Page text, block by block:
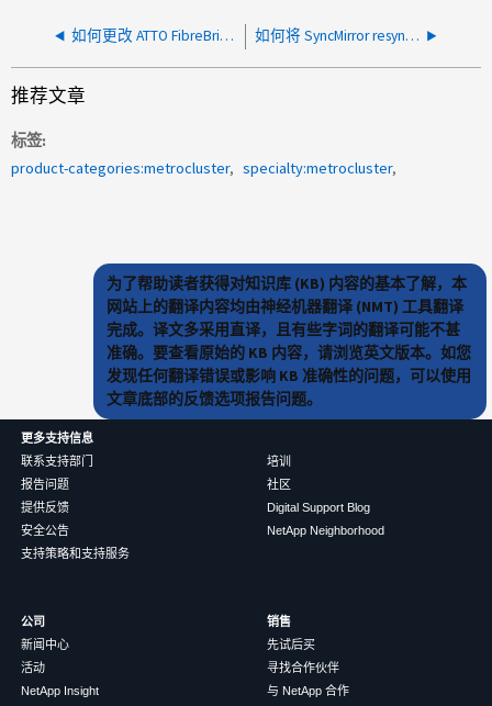
如何更改 ATTO FibreBridge 符号名称 如何将 SyncMirror resyncsnaptime 更改为支持的值？
推荐文章
标签
product-categories:metrocluster
specialty:metrocluster
为了帮助读者获得对知识库 (KB) 内容的基本了解，本
网站上的翻译内容均由神经机器翻译 (NMT) 工具翻译
完成。译文多采用直译，且有些字词的翻译可能不甚
准确。要查看原始的 KB 内容，请浏览英文版本。如您
发现任何翻译错误或影响 KB 准确性的问题，可以使用
文章底部的反馈选项报告问题。
更多支持信息
联系支持部门
报告问题
提供反馈
安全公告
支持策略和支持服务
培训
社区
Digital Support Blog
NetApp Neighborhood
公司
新闻中心
活动
NetApp Insight
销售
先试后买
寻找合作伙伴
与 NetApp 合作